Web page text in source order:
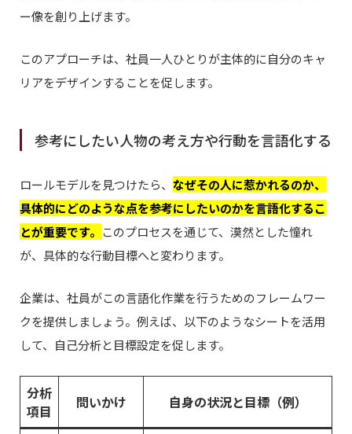
ー像を創り上げます。
このアプローチは、社員一人ひとりが主体的に自分のキャ
リアをデザインすることを促します。
参考にしたい人物の考え方や行動を言語化する
ロールモデルを見つけたら、 なぜその人に惹かれるのか、
具体的にどのような点を参考にしたいのかを言語化するこ
とが重要です。 このプロセスを通じて、漠然とした憧れ
が、具体的な行動目標へと変わります。
企業は、社員がこの言語化作業を行うためのフレームワー
クを提供しましょう。例えば、以下のようなシートを活用
して、自己分析と目標設定を促します。
分析
項目
問いかけ 自身の状況と目標（例）